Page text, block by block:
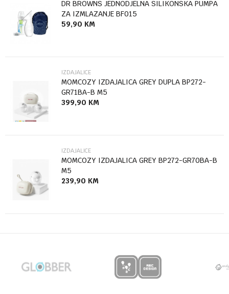
Poruka
Anti-spam zaštita - izračunajte koliko je 2 + 3 :
DR BROWNS JEDNODJELNA SILIKONSKA PUMPA
ZA IZMLAZANJE BF015
59,90 KM
IZDAJALICE
MOMCOZY IZDAJALICA GREY DUPLA BP272-
GR71BA-B M5
399,90 KM
IZDAJALICE
MOMCOZY IZDAJALICA GREY BP272-GR70BA-B
M5
239,90 KM